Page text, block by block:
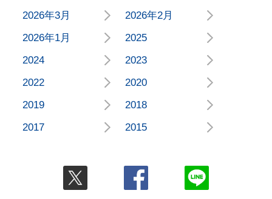
2026年3月
2026年2月
2026年1月
2025
2024
2023
2022
2020
2019
2018
2017
2015